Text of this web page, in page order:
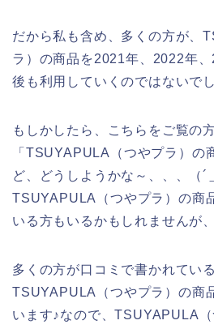
だから私も含め、多くの方が、
ラ）の商品を2021年、2022年
後も利用していくのではないで
もしかしたら、こちらをご覧の
「TSUYAPULA（つやプラ）の
ど、どうしようかな～、、、（´
TSUYAPULA（つやプラ）の商
いる方もいるかもしれませんが、
多くの方が口コミで書かれてい
TSUYAPULA（つやプラ）の商
います♪なので、TSUYAPULA